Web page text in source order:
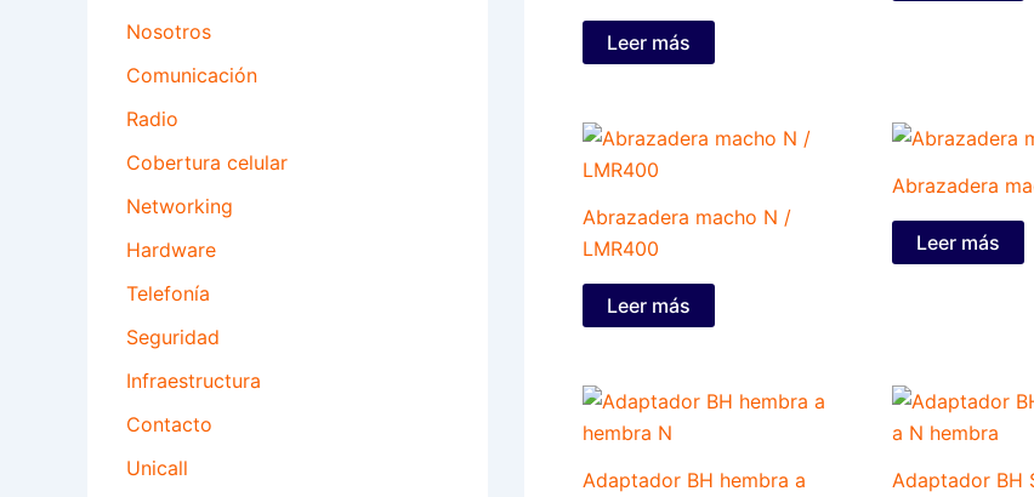
Nosotros
Comunicación
Radio
Cobertura celular
Networking
Hardware
Telefonía
Seguridad
Infraestructura
Contacto
Unicall
Leer más
Abrazadera macho N /
LMR400
Leer más
Abrazadera
Leer más
Adaptador BH hembra a
Adaptador BH